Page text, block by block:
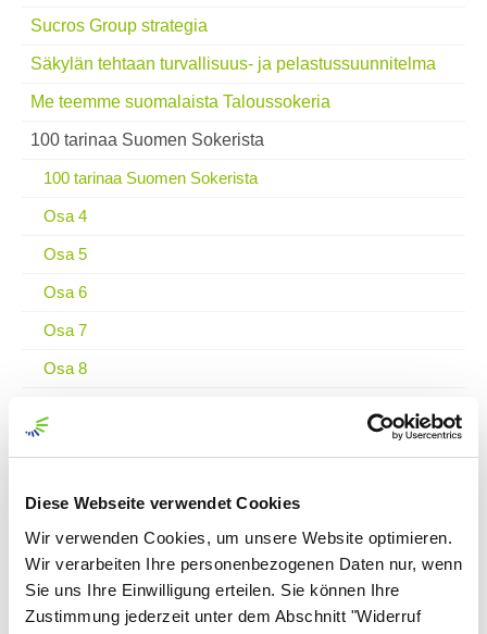
Diese Webseite verwendet Cookies
Wir verwenden Cookies, um unsere Website optimieren.
Wir verarbeiten Ihre personenbezogenen Daten nur, wenn
Sie uns Ihre Einwilligung erteilen. Sie können Ihre
Zustimmung jederzeit unter dem Abschnitt "Widerruf
Sucros Group strategia
Säkylän tehtaan turvallisuus- ja pelastussuunnitelma
Me teemme suomalaista Taloussokeria
100 tarinaa Suomen Sokerista
100 tarinaa Suomen Sokerista
Osa 4
Osa 5
Osa 6
Osa 7
Osa 8
Osa 13
Osa 14